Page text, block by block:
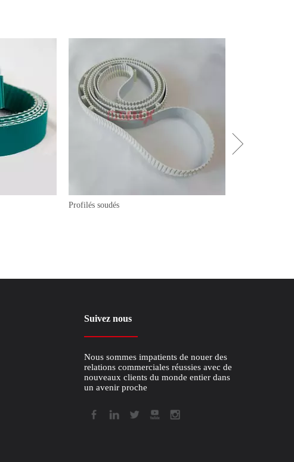
Profilés soudés
Suivez nous
Nous sommes impatients de nouer des
relations commerciales réussies avec de
nouveaux clients du monde entier dans
un avenir proche